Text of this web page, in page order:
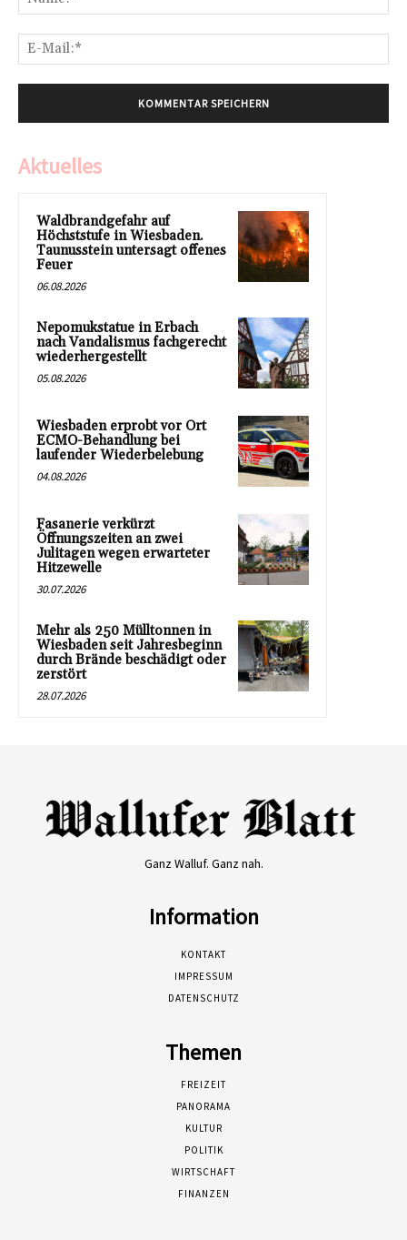
Aktuelles
Waldbrandgefahr auf
Höchststufe in Wiesbaden.
Taunusstein untersagt offenes
Feuer
06.08.2026
Nepomukstatue in Erbach
nach Vandalismus fachgerecht
wiederhergestellt
05.08.2026
Wiesbaden erprobt vor Ort
ECMO-Behandlung bei
laufender Wiederbelebung
04.08.2026
Fasanerie verkürzt
Öffnungszeiten an zwei
Julitagen wegen erwarteter
Hitzewelle
30.07.2026
Mehr als 250 Mülltonnen in
Wiesbaden seit Jahresbeginn
durch Brände beschädigt oder
zerstört
28.07.2026
Ganz Walluf. Ganz nah.
Information
KONTAKT
IMPRESSUM
DATENSCHUTZ
Themen
FREIZEIT
PANORAMA
KULTUR
POLITIK
WIRTSCHAFT
FINANZEN